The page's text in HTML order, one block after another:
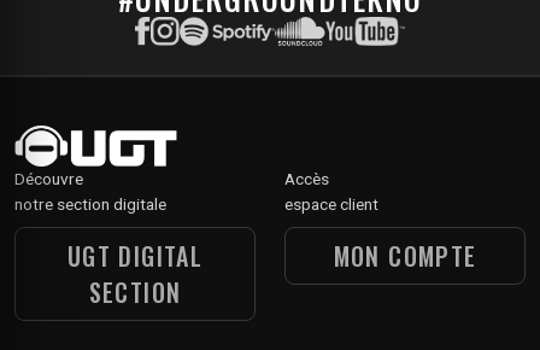
Découvre
notre section digitale
UGT DIGITAL
SECTION
Accès
espace client
MON COMPTE